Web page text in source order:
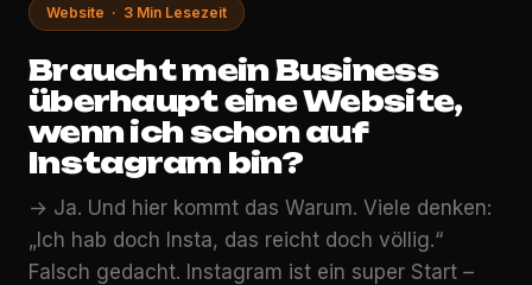
Website · 3 Min Lesezeit
Braucht mein Business
überhaupt eine Website,
wenn ich schon auf
Instagram bin?
→ Ja. Und hier kommt das Warum. Viele denken:
„Ich hab doch Insta, das reicht doch völlig.“
Falsch gedacht. Instagram ist ein super Start –